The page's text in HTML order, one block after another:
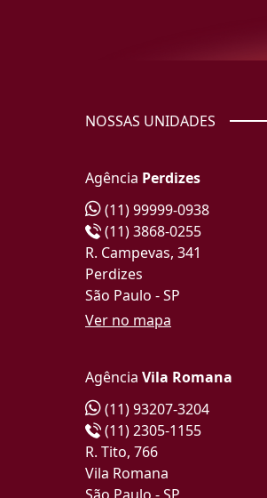
NOSSAS UNIDADES
Agência Perdizes
(11) 99999-0938
(11) 3868-0255
R. Campevas, 341
Perdizes
São Paulo - SP
Ver no mapa
Agência Vila Romana
(11) 93207-3204
(11) 2305-1155
R. Tito, 766
Vila Romana